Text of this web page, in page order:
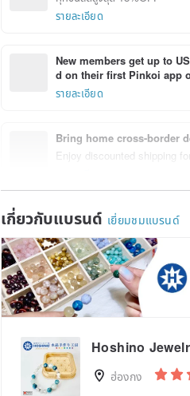
รายละเอียด
New members get up to
d on their first Pinkoi app
รายละเอียด
Bring home cross-border
Enjoy discounted shipping
เกี่ยวกับแบรนด์ เยี่ยมชมแบรนด์
Hoshino
ฮ่องกง